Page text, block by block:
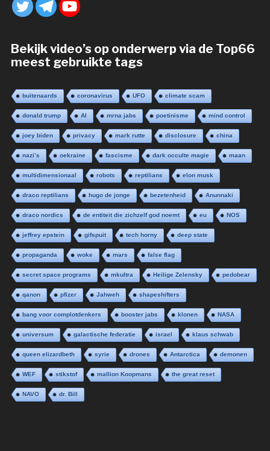
Bekijk video’s op onderwerp via de Top66
meest gebruikte tags
buitenaards coronavirus UFO climate scam
donald trump AI mrna jabs poetinisme mind control
joey biden privacy mark rutte disclosure china
nazi’s oekraine fascisme dark occulte magie maan
multidimensionaal robots reptilians elon musk
draco reptilians hugo de jonge bezetenheid Anunnaki
draco nordics de entiteit die zichzelf god noemt eu NOS
jeffrey epstein gifspuit tech horny deep state
propaganda woke mars false flag
secret space programs mkultra Heilige Zelensky pedobear
qanon pfizer Jahweh shapeshifters
bang voor complotdenkers booster jabs klonen NASA
universum galactische federatie israel klaus schwab
queen elizardbeth syrie drones Antarctica demonen
WEF stikstof mallion Koopmans the great reset
NAVO dr. Bill